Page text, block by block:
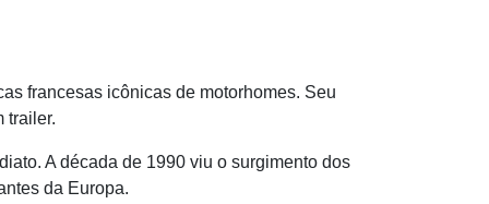
francesas icônicas de motorhomes. Seu
trailer.
A década de 1990 viu o surgimento dos
da Europa.